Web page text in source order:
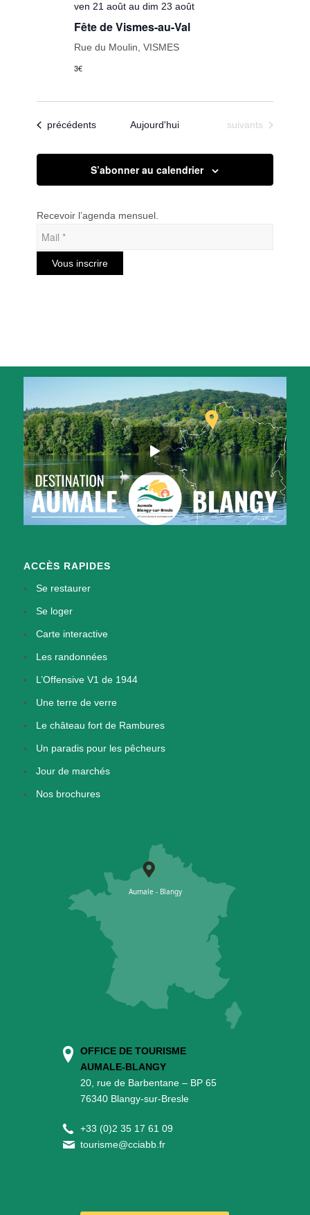
ven 21 août au dim 23 août
Fête de Vismes-au-Val
Rue du Moulin, VISMES
3€
Évènements
précédents Aujourd'hui Évènements
suivants
S’abonner au calendrier
Recevoir l’agenda mensuel.
ACCÈS RAPIDES
Se restaurer
Se loger
Carte interactive
Les randonnées
L’Offensive V1 de 1944
Une terre de verre
Le château fort de Rambures
Un paradis pour les pêcheurs
Jour de marchés
Nos brochures
OFFICE DE TOURISME
AUMALE-BLANGY
20, rue de Barbentane – BP 65
76340 Blangy-sur-Bresle
+33 (0)2 35 17 61 09
tourisme@cciabb.fr